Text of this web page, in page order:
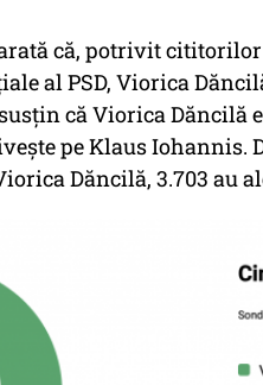
că, potrivit cititorilor
al PSD, Viorica
că Viorica Dăncilă
pe Klaus
Dăncilă, 3.703 au